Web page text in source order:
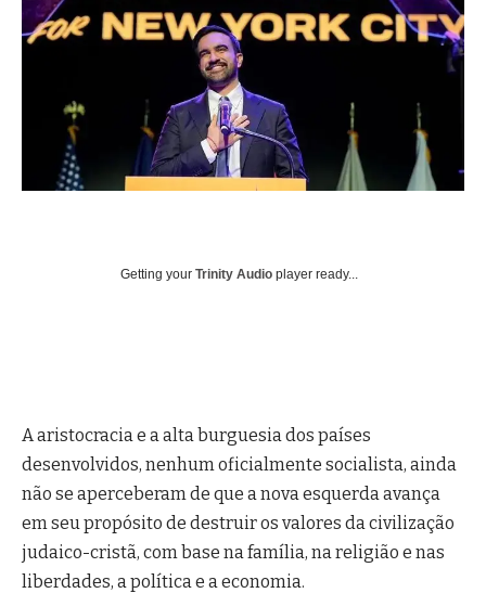
Getting your Trinity Audio player ready...
A aristocracia e a alta burguesia dos países
desenvolvidos, nenhum oficialmente socialista, ainda
não se aperceberam de que a nova esquerda avança
em seu propósito de destruir os valores da civilização
judaico-cristã, com base na família, na religião e nas
liberdades, a política e a economia.